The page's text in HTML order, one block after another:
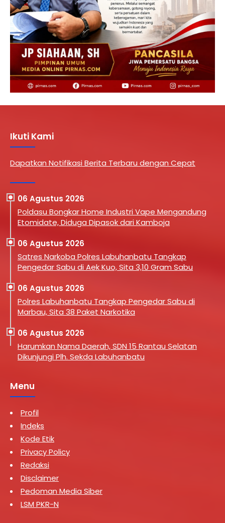
Ikuti Kami
Dapatkan Notifikasi Berita Terbaru dengan Cepat
06 Agustus 2026
Poldasu Bongkar Home Industri Vape Mengandung
Etomidate, Diduga Dipasok dari Kamboja
06 Agustus 2026
Satres Narkoba Polres Labuhanbatu Tangkap
Pengedar Sabu di Aek Kuo, Sita 3,10 Gram Sabu
06 Agustus 2026
Polres Labuhanbatu Tangkap Pengedar Sabu di
Marbau, Sita 38 Paket Narkotika
06 Agustus 2026
Harumkan Nama Daerah, SDN 15 Rantau Selatan
Dikunjungi Plh. Sekda Labuhanbatu
Menu
Profil
Indeks
Kode Etik
Privacy Policy
Redaksi
Disclaimer
Pedoman Media Siber
LSM PKR-N